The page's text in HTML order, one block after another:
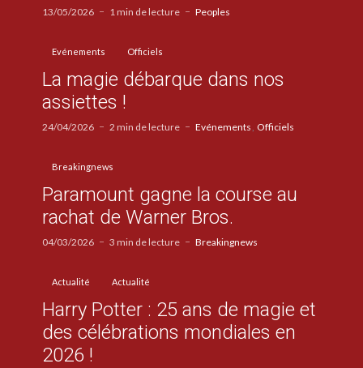
13/05/2026 1 min de lecture Peoples
Evénements Officiels
La magie débarque dans nos
assiettes !
24/04/2026 2 min de lecture Evénements Officiels
Breakingnews
Paramount gagne la course au
rachat de Warner Bros.
04/03/2026 3 min de lecture Breakingnews
Actualité Actualité
Harry Potter : 25 ans de magie et
des célébrations mondiales en
2026 !